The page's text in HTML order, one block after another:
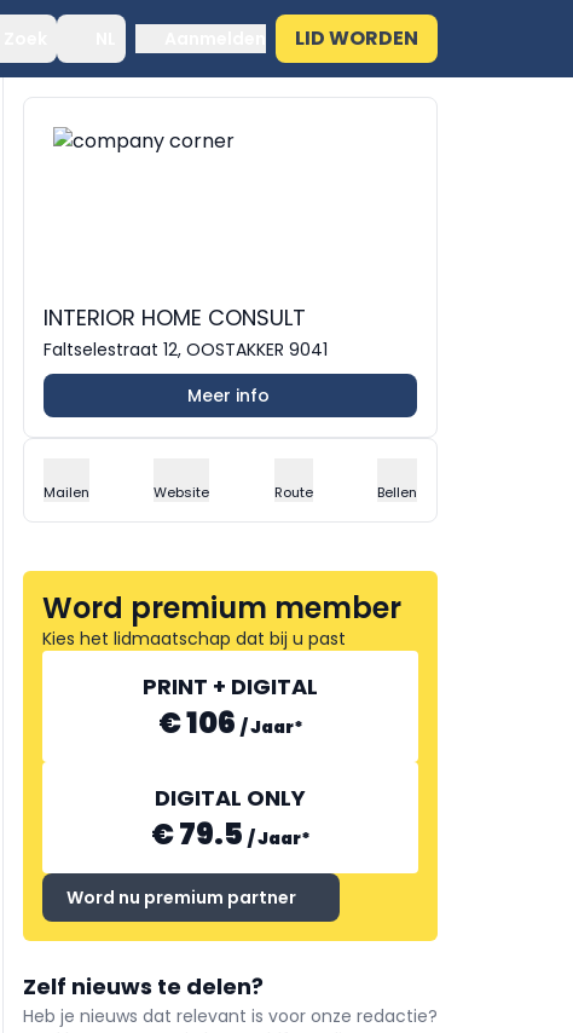
LID WORDEN
INTERIOR HOME CONSULT
Faltselestraat 12, OOSTAKKER 9041
Meer info
Mailen Website Route Bellen
Word premium member
Kies het lidmaatschap dat bij u past
PRINT + DIGITAL
€ 106 /Jaar*
DIGITAL ONLY
€ 79.5 /Jaar*
Word nu premium partner
Zelf nieuws te delen?
Heb je nieuws dat relevant is voor onze redactie?